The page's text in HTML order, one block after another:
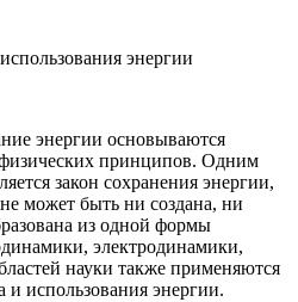
энергии
энергии основываются
принципов. Одним
закон сохранения энергии,
может быть ни создана, ни
из одной формы
электродинамики,
науки также применяются
и использования энергии.